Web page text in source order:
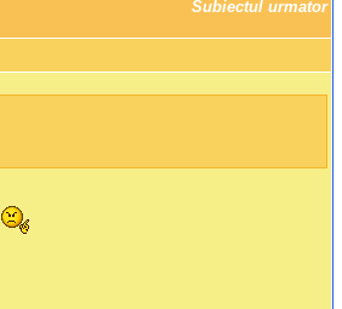
Subiectul urmator